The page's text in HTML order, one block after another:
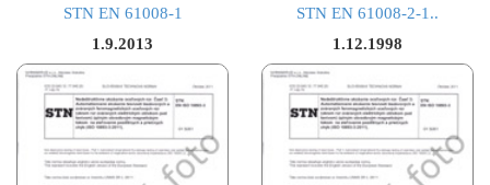
STN EN 61008-1
1.9.2013
STN EN 61008-2-1..
1.12.1998